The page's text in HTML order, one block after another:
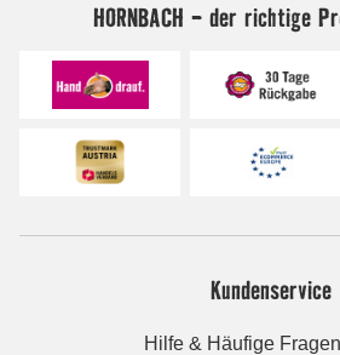
HORNBACH - der richtige
Kundenservice
Hilfe & Häufige